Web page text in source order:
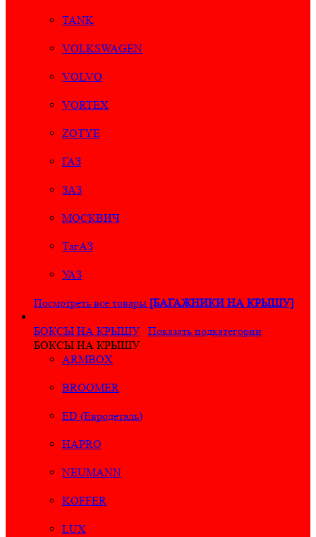
TANK
VOLKSWAGEN
VOLVO
VORTEX
ZOTYE
ГАЗ
ЗАЗ
МОСКВИЧ
ТагАЗ
УАЗ
Посмотреть все товары [БАГАЖНИКИ НА КРЫШУ]
БОКСЫ НА КРЫШУ
Показать подкатегории
БОКСЫ НА КРЫШУ
ARMBOX
BROOMER
ED (Евродеталь)
HAPRO
NEUMANN
KOFFER
LUX